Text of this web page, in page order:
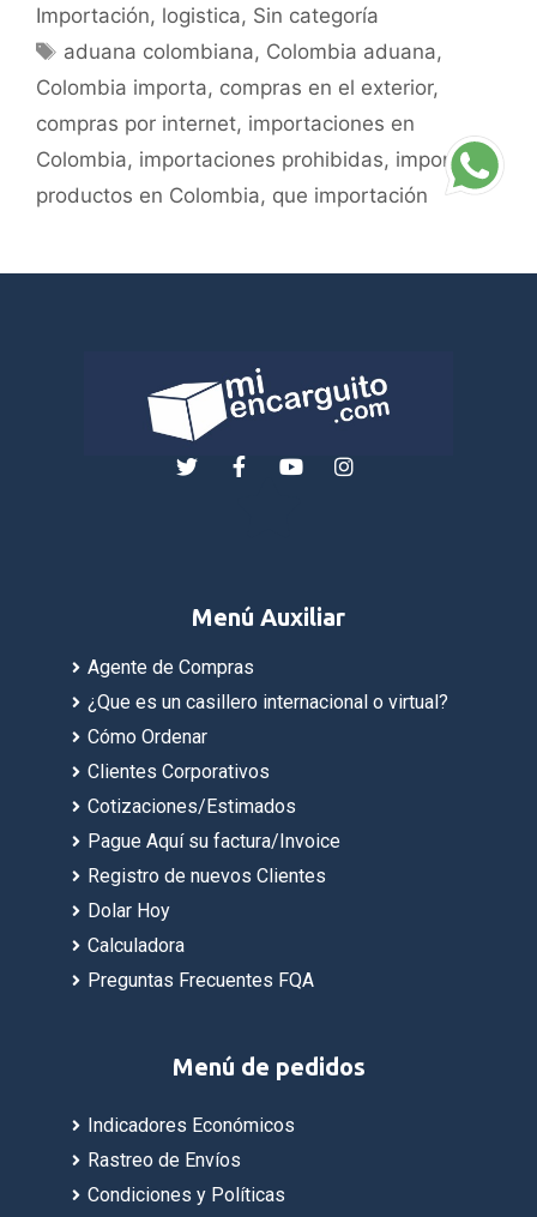
Importación, logistica, Sin categoría
aduana colombiana, Colombia aduana,
Colombia importa, compras en el exterior,
compras por internet, importaciones en
Colombia, importaciones prohibidas, importar
productos en Colombia, que importación
Menú Auxiliar
Agente de Compras
¿Que es un casillero internacional o virtual?
Cómo Ordenar
Clientes Corporativos
Cotizaciones/Estimados
Pague Aquí su factura/Invoice
Registro de nuevos Clientes
Dolar Hoy
Calculadora
Preguntas Frecuentes FQA
Menú de pedidos
Indicadores Económicos
Rastreo de Envíos
Condiciones y Políticas